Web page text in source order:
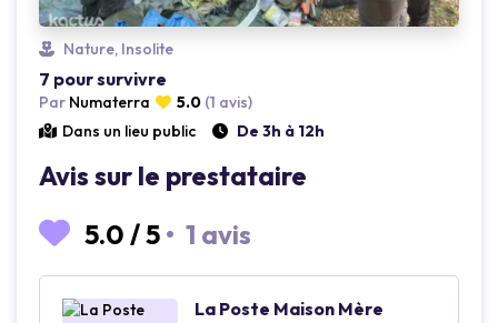
Loading...
Nature, Insolite
7 pour survivre
Par Numaterra 5.0 (1 avis)
Dans un lieu public
De 3h à 12h
Avis sur le prestataire
5.0 /5 • 1 avis
La Poste Maison Mère